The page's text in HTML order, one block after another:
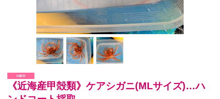
《近海産甲殻類》ケアシガニ(MLサイズ)…ハ